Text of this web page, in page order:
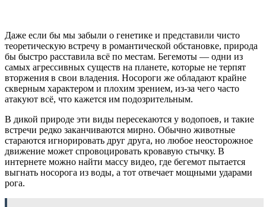
Даже если бы мы забыли о генетике и представили чисто
теоретическую встречу в романтической обстановке, природа
бы быстро расставила всё по местам. Бегемоты — одни из
самых агрессивных существ на планете, которые не терпят
вторжения в свои владения. Носороги же обладают крайне
скверным характером и плохим зрением, из-за чего часто
атакуют всё, что кажется им подозрительным.
В дикой природе эти виды пересекаются у водопоев, и такие
встречи редко заканчиваются мирно. Обычно животные
стараются игнорировать друг друга, но любое неосторожное
движение может спровоцировать кровавую стычку. В
интернете можно найти массу видео, где бегемот пытается
выгнать носорога из воды, а тот отвечает мощными ударами
рога.